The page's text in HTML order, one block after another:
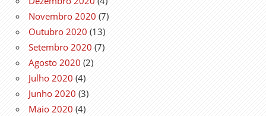
Novembro 2020 (7)
Outubro 2020 (13)
Setembro 2020 (7)
Agosto 2020 (2)
Julho 2020 (4)
Junho 2020 (3)
Maio 2020 (4)